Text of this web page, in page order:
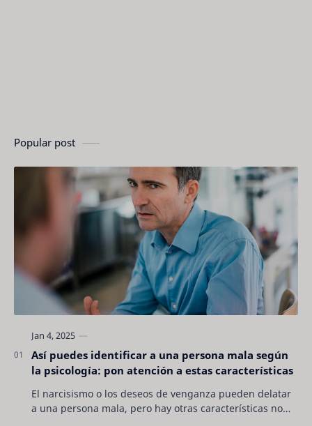
Popular post
Así puedes identificar a una persona mala según
la psicología: pon atención a estas características
El narcisismo o los deseos de venganza pueden delatar
a una persona mala, pero hay otras características no